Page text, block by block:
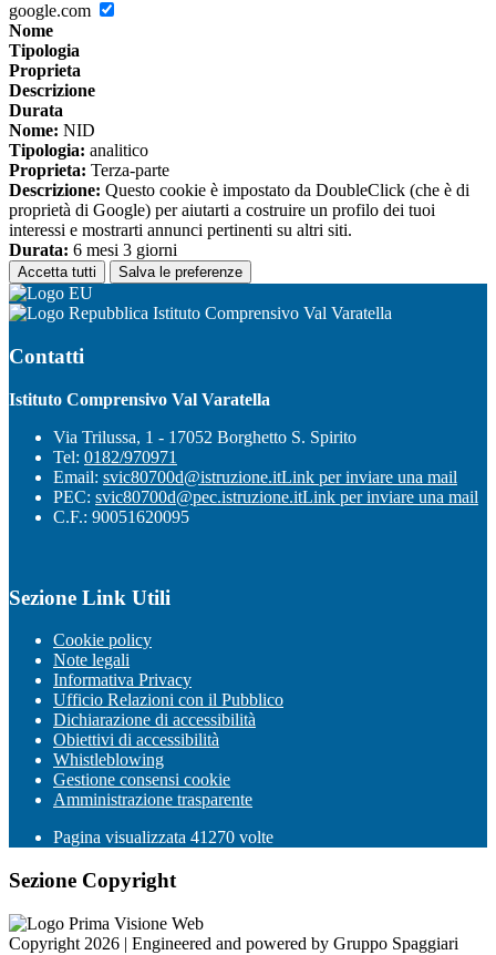
google.com
Nome
Tipologia
Proprieta
Descrizione
Durata
Nome: NID
Tipologia: analitico
Proprieta: Terza-parte
Descrizione: Questo cookie è impostato da DoubleClick (che è di
proprietà di Google) per aiutarti a costruire un profilo dei tuoi
interessi e mostrarti annunci pertinenti su altri siti.
Durata: 6 mesi 3 giorni
Accetta tutti Salva le preferenze
Istituto Comprensivo Val Varatella
Contatti
Istituto Comprensivo Val Varatella
Via Trilussa, 1 - 17052 Borghetto S. Spirito
Tel: 0182/970971
Email: svic80700d@istruzione.itLink per inviare una mail
PEC: svic80700d@pec.istruzione.itLink per inviare una mail
C.F.: 90051620095
Sezione Link Utili
Cookie policy
Note legali
Informativa Privacy
Ufficio Relazioni con il Pubblico
Dichiarazione di accessibilità
Obiettivi di accessibilità
Whistleblowing
Gestione consensi cookie
Amministrazione trasparente
Pagina visualizzata 41270 volte
Sezione Copyright
Copyright 2026 | Engineered and powered by Gruppo Spaggiari